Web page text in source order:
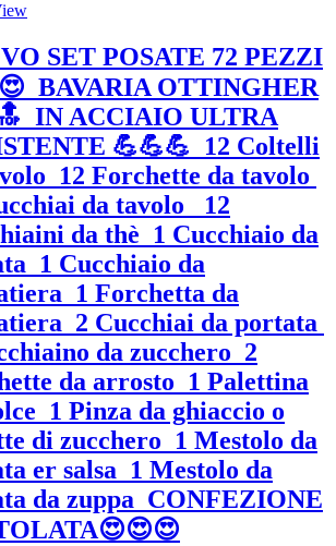
SET POSATE 72 PEZZI
BAVARIA OTTINGHER
IN ACCIAIO ULTRA
💪💪💪 12 Coltelli
12 Forchette da tavolo
da tavolo 12
da thè 1 Cucchiaio da
1 Cucchiaio da
1 Forchetta da
2 Cucchiai da portata
da zucchero 2
da arrosto 1 Palettina
1 Pinza da ghiaccio o
di zucchero 1 Mestolo da
er salsa 1 Mestolo da
da zuppa CONFEZIONE